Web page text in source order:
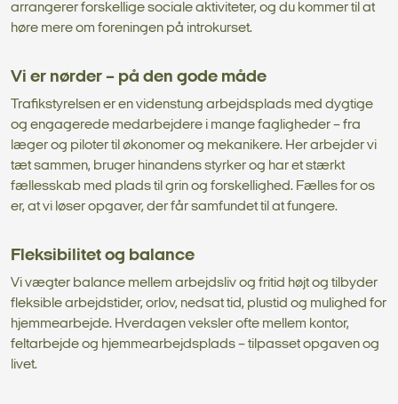
arrangerer forskellige sociale aktiviteter, og du kommer til at
høre mere om foreningen på introkurset.
Vi er nørder – på den gode måde
Trafikstyrelsen er en videnstung arbejdsplads med dygtige
og engagerede medarbejdere i mange fagligheder – fra
læger og piloter til økonomer og mekanikere. Her arbejder vi
tæt sammen, bruger hinandens styrker og har et stærkt
fællesskab med plads til grin og forskellighed. Fælles for os
er, at vi løser opgaver, der får samfundet til at fungere.
Fleksibilitet og balance
Vi vægter balance mellem arbejdsliv og fritid højt og tilbyder
fleksible arbejdstider, orlov, nedsat tid, plustid og mulighed for
hjemmearbejde. Hverdagen veksler ofte mellem kontor,
feltarbejde og hjemmearbejdsplads – tilpasset opgaven og
livet.